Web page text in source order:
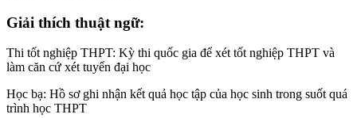
Giải thích thuật ngữ:
Thi tốt nghiệp THPT: Kỳ thi quốc gia để xét tốt nghiệp THPT và
làm căn cứ xét tuyển đại học
Học bạ: Hồ sơ ghi nhận kết quả học tập của học sinh trong suốt quá
trình học THPT